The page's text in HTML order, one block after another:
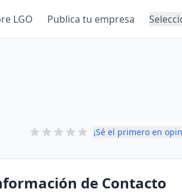
LGO Publica tu empresa
¡Sé el primero en
de Contacto